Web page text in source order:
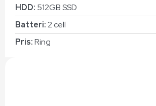
HDD: 512GB SSD
Batteri:2 cell
Pris:Ring